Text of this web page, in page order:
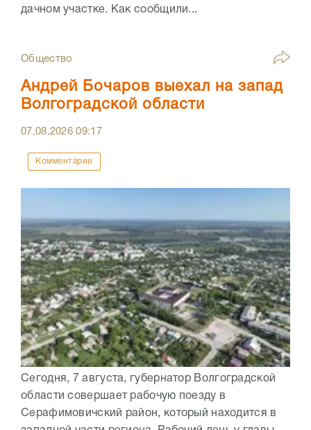
дачном участке. Как сообщили...
Общество
Андрей Бочаров выехал на запад
Волгоградской области
07.08.202609:17
Комментарии
Сегодня, 7 августа, губернатор Волгоградской
области совершает рабочую поезду в
Серафимовичский район, который находится в